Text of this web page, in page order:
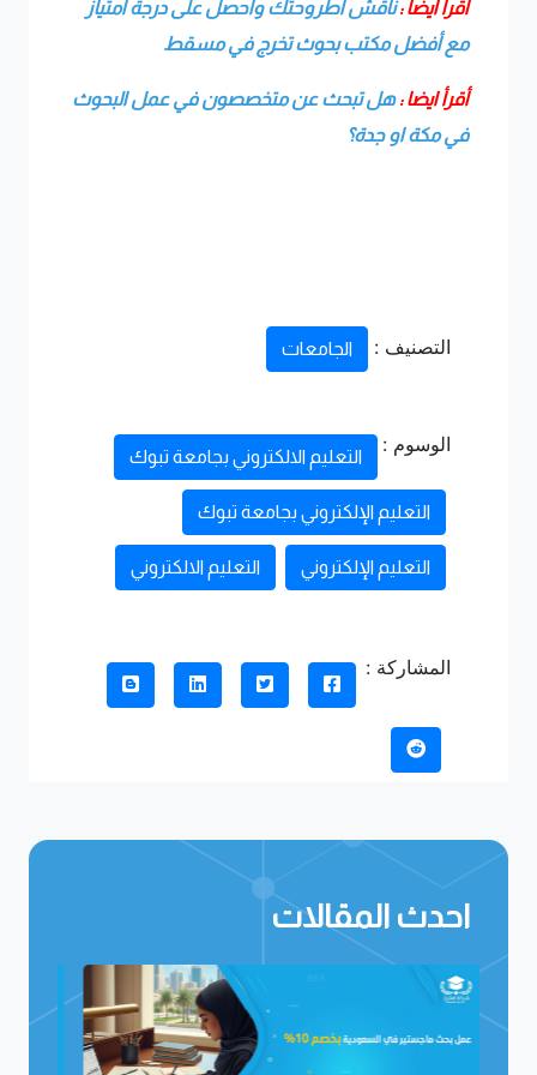
أقرأ ايضا :ناقش أطروحتك واحصل على درجة امتياز
مع أفضل مكتب بحوث تخرج في مسقط
أقرأ ايضا :هل تبحث عن متخصصون في عمل البحوث
في مكة او جدة؟
التصنيف : الجامعات
الوسوم :
التعليم الالكتروني بجامعة تبوك
التعليم الإلكتروني بجامعة تبوك
التعليم الإلكتروني التعليم الالكتروني
المشاركة :
احدث المقالات